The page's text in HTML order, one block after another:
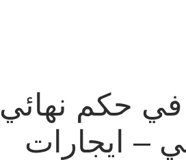
في حكم نهائي
– ايجارات